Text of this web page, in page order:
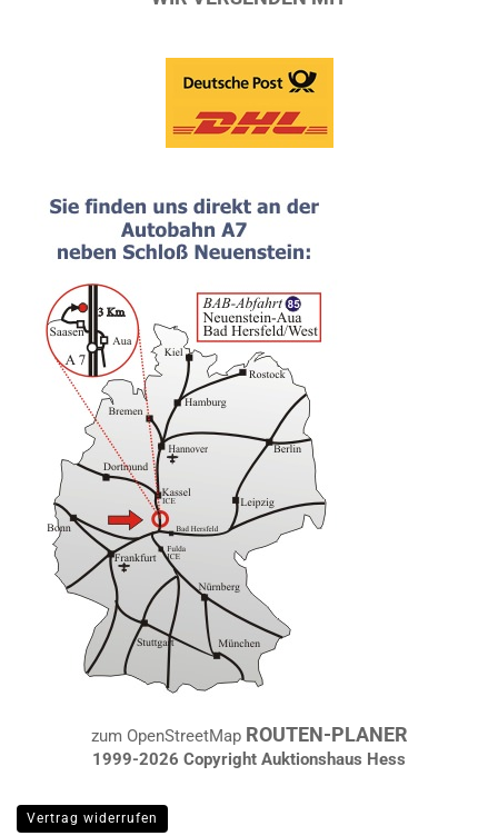
zum OpenStreetMap ROUTEN-PLANER
1999-2026 Copyright Auktionshaus Hess
Vertrag widerrufen